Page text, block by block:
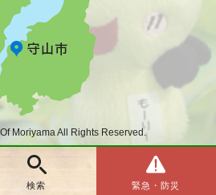
検索 緊急・防災
Moriyama All Rights Reserved.